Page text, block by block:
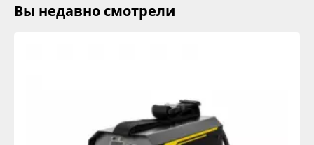
Вы недавно смотрели